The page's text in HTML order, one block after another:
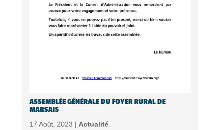
ASSEMBLÉE GÉNÉRALE DU FOYER RURAL DE
MARSAIS
17 Août, 2023 | Actualité